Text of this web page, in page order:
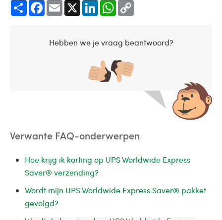
Share Facebook Email LinkedIn WhatsApp
Hebben we je vraag beantwoord?
Verwante FAQ-onderwerpen
Hoe krijg ik korting op UPS Worldwide Express
Saver® verzending?
Wordt mijn UPS Worldwide Express Saver® pakket
gevolgd?